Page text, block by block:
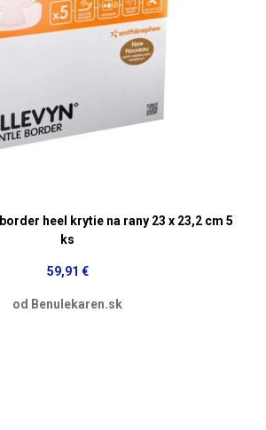
heel krytie na rany 23 x 23,2 cm 5
ks
59,91 €
od Benulekaren.sk